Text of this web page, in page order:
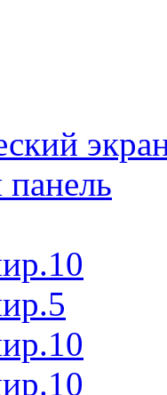
панель